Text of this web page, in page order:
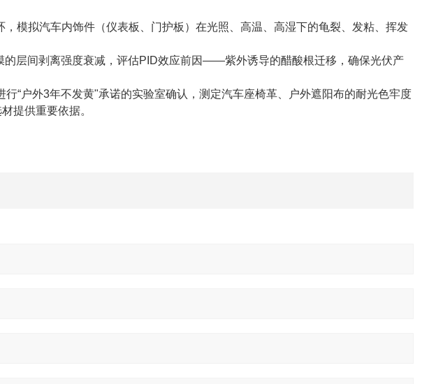
模拟汽车内饰件（仪表板、门护板）在光照、高温、高湿下的龟裂、发粘、挥发
层间剥离强度衰减，评估PID效应前因——紫外诱导的醋酸根迁移，确保光伏产
“户外3年不发黄"承诺的实验室确认，测定汽车座椅革、户外遮阳布的耐光色牢度
提供重要依据。